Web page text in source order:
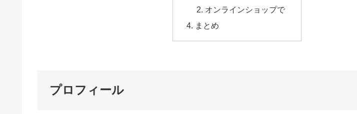
オンラインショップで
まとめ
プロフィール